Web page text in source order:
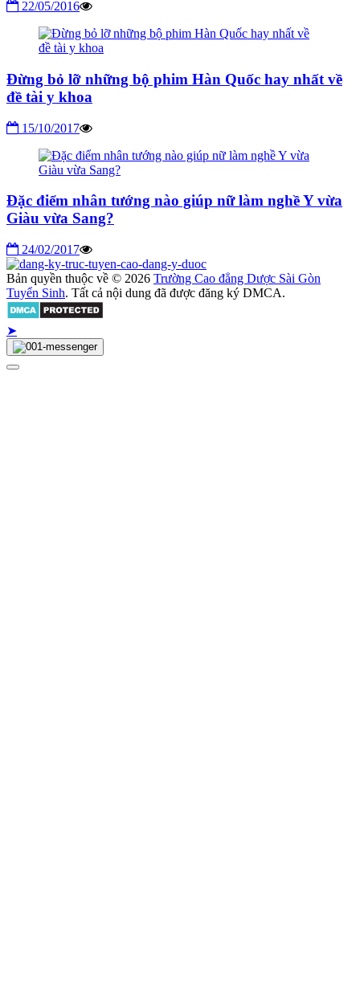
22/05/2016
Đừng bỏ lỡ những bộ phim Hàn Quốc hay nhất về
đề tài y khoa
15/10/2017
Đặc điểm nhân tướng nào giúp nữ làm nghề Y vừa
Giàu vừa Sang?
24/02/2017
Bản quyền thuộc về © 2026 Trường Cao đẳng Dược Sài Gòn
Tuyển Sinh. Tất cả nội dung đã được đăng ký DMCA.
➤